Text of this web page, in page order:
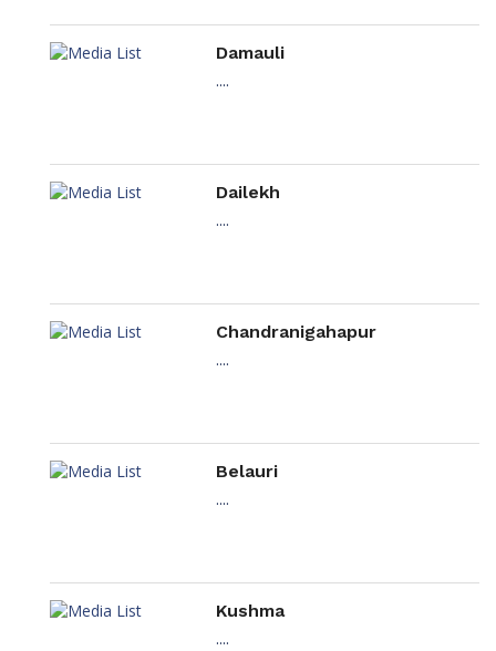
Damauli
....
Dailekh
....
Chandranigahapur
....
Belauri
....
Kushma
....